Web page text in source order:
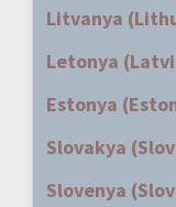
Litvanya
Letonya
Estonya
Slovakya
Slovenya